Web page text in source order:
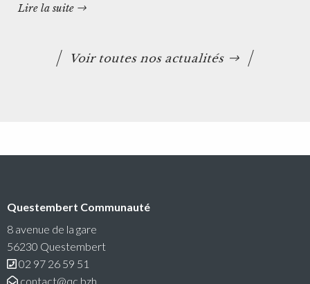
Lire la suite
Voir toutes nos actualités
Questembert Communauté
8 avenue de la gare
56230 Questembert
02 97 26 59 51
contact@qc.bzh